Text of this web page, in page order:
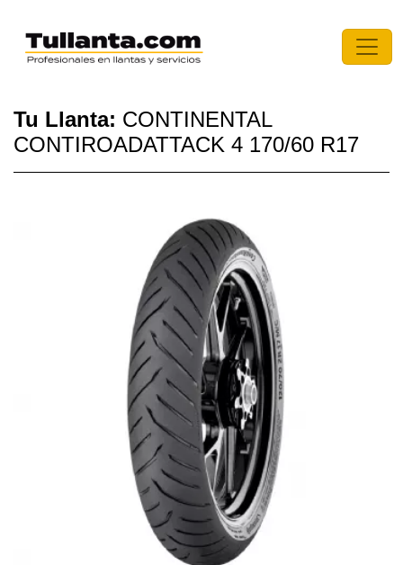
Tu Llanta: CONTINENTAL
CONTIROADATTACK 4 170/60 R17